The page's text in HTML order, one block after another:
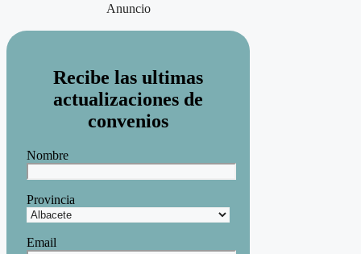
Anuncio
Recibe las ultimas
actualizaciones de
convenios
Nombre
Provincia
Email